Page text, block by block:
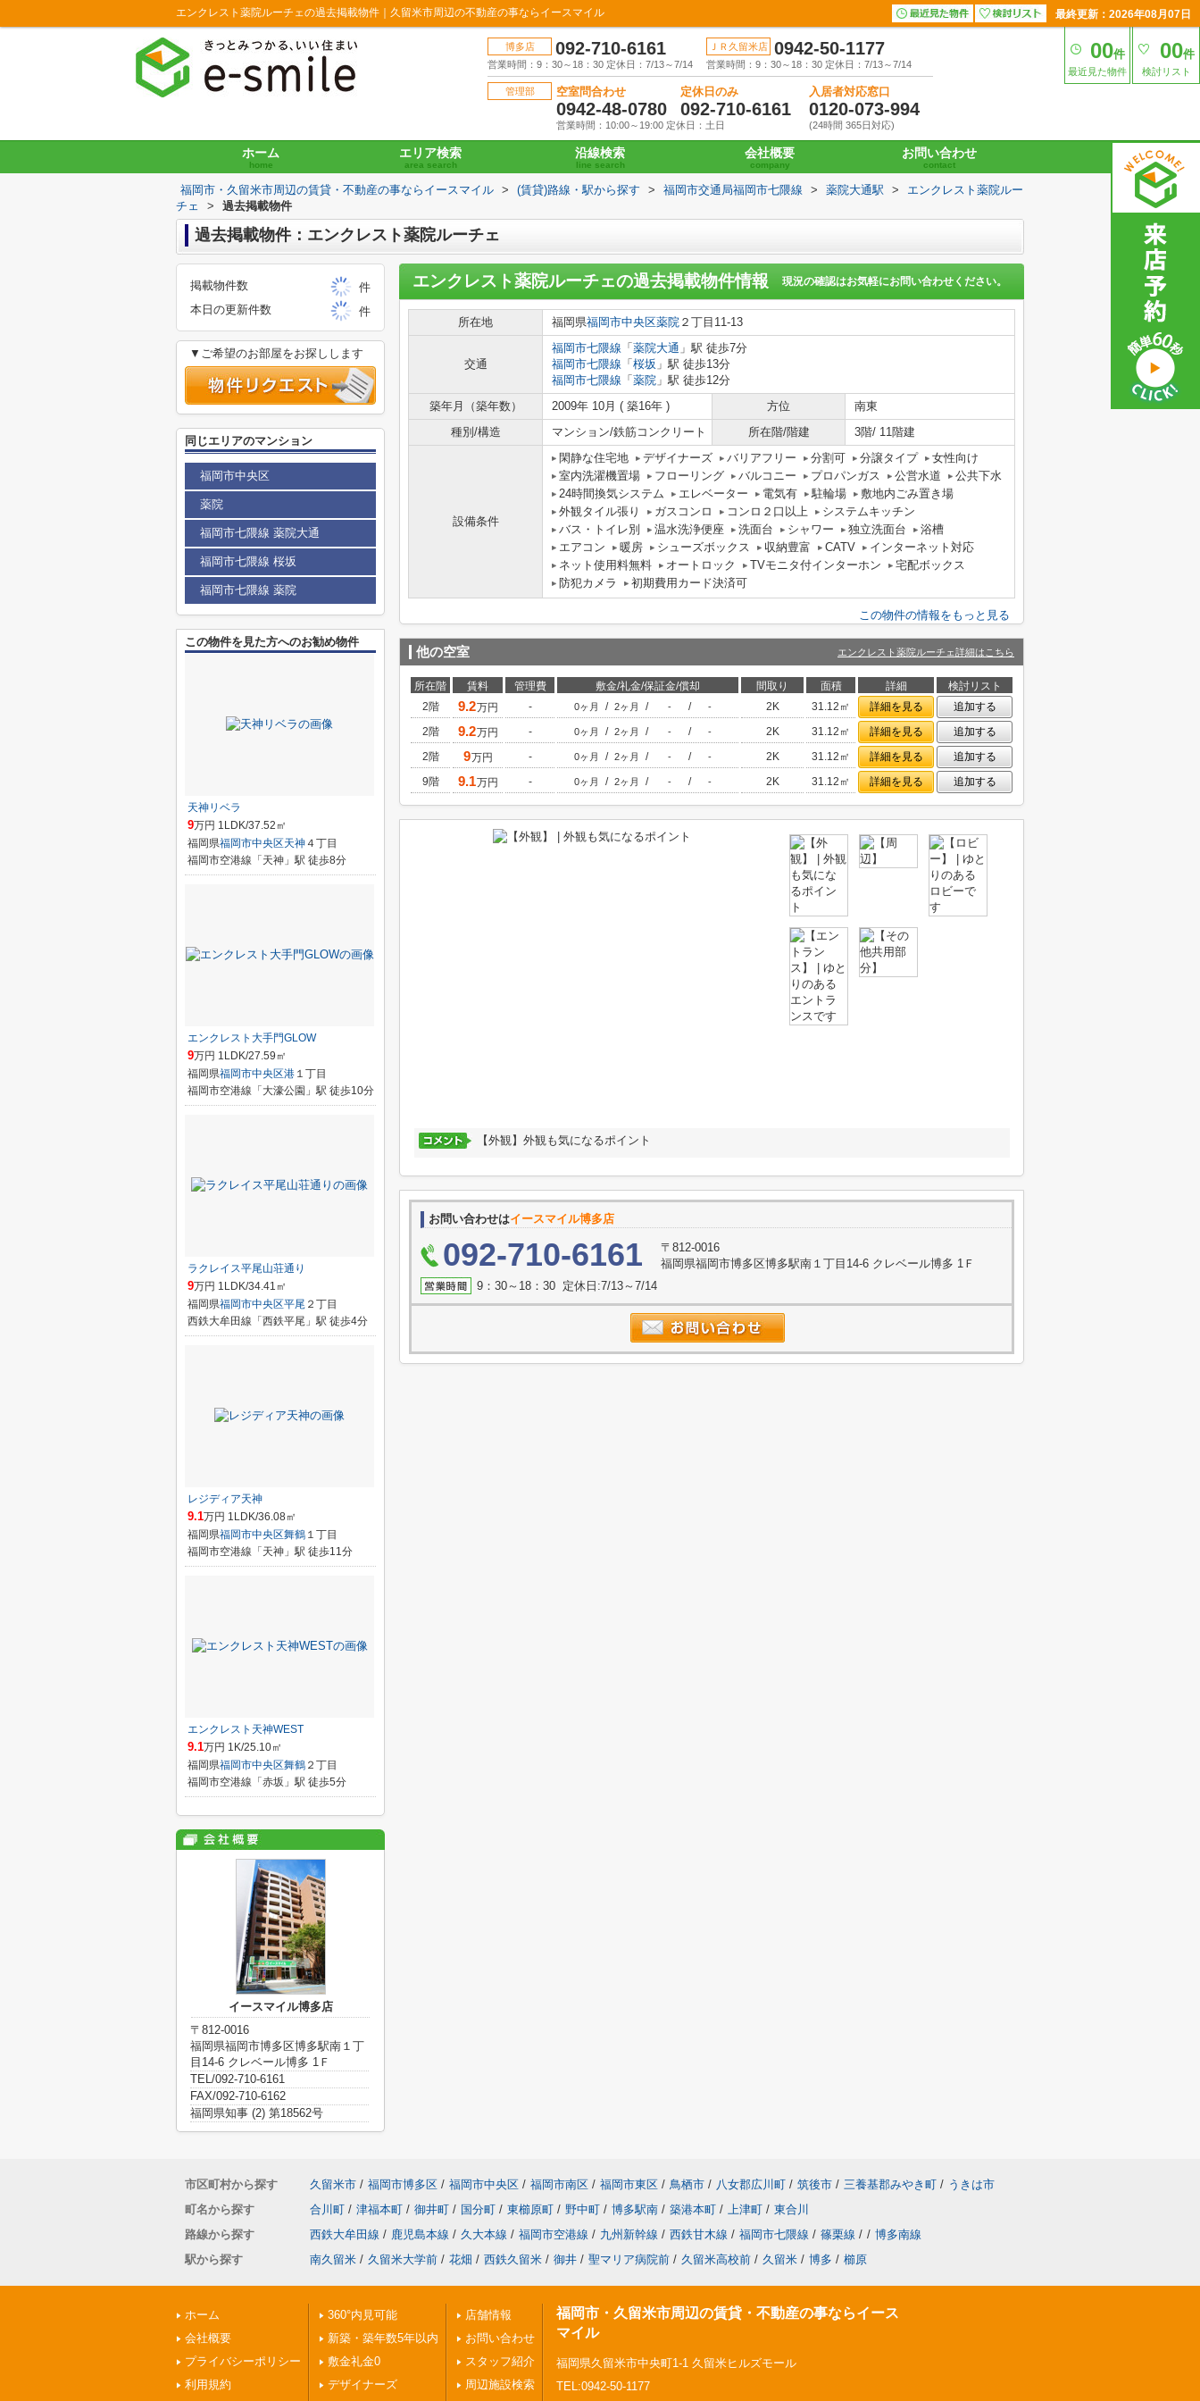
エンクレスト薬院ルーチェの過去掲載物件｜久留米市周辺の不動産の事ならイースマイル 最終更新：2026年08月07日
博多店 092-710-6161
営業時間：9：30～18：30 定休日：7/13～7/14
ＪＲ久留米店 0942-50-1177
営業時間：9：30～18：30 定休日：7/13～7/14
管理部 空室問合わせ
0942-48-0780
定休日のみ
092-710-6161
営業時間：10:00～19:00 定休日：土日
入居者対応窓口
0120-073-994
(24時間 365日対応)
00件
最近見た物件
00件
検討リスト
ホーム
home
エリア検索
area search
沿線検索
line search
会社概要
company
お問い合わせ
contact
福岡市・久留米市周辺の賃貸・不動産の事ならイースマイル > (賃貸)路線・駅から探す > 福岡市交通局福岡市七隈線 > 薬院大通駅 >
エンクレスト薬院ルー
チェ
> 過去掲載物件
過去掲載物件：エンクレスト薬院ルーチェ
エンクレスト薬院ルーチェの過去掲載物件情報 現況の確認はお気軽にお問い合わせください。
所在地 福岡県福岡市中央区薬院 ２丁目11-13
交通
福岡市七隈線 「 薬院大通 」駅 徒歩7分
福岡市七隈線 「 桜坂 」駅 徒歩13分
福岡市七隈線 「 薬院 」駅 徒歩12分
築年月（築年数）
2009年 10月 ( 築16年 ) 方位
南東
種別/構造
マンション/鉄筋コンクリート 所在階/階建 3階/ 11階建
設備条件
閑静な住宅地 デザイナーズ バリアフリー 分割可 分譲タイプ
女性向け
室内洗濯機置場
フローリング バルコニー プロパンガス 公営水道
公共下水
24時間換気システム
エレベーター 電気有 駐輪場
敷地内ごみ置き場
外観タイル張り
ガスコンロ コンロ２口以上
システムキッチン
バス・トイレ別
温水洗浄便座 洗面台 シャワー 独立洗面台
浴槽
エアコン
暖房 シューズボックス 収納豊富 CATV
インターネット対応
ネット使用料無料
オートロック TVモニタ付インターホン
宅配ボックス
防犯カメラ
初期費用カード決済可
この物件の情報をもっと見る
他の空室 エンクレスト薬院ルーチェ詳細はこちら
所在階 賃料 管理費 敷金/礼金/保証金/償却 間取り 面積 詳細
検討リスト
2階
9.2万円 - 0ヶ月 / 2ヶ月 / - / - 2K 31.12㎡ 詳細を見る
追加する
2階
9.2万円 - 0ヶ月 / 2ヶ月 / - / - 2K 31.12㎡ 詳細を見る
追加する
2階
9万円 - 0ヶ月 / 2ヶ月 / - / - 2K 31.12㎡ 詳細を見る
追加する
9階
9.1万円 - 0ヶ月 / 2ヶ月 / - / - 2K 31.12㎡ 詳細を見る 追加する
【外観】外観も気になるポイント
お問い合わせはイースマイル博多店
092-710-6161
〒812-0016
福岡県福岡市博多区博多駅南１丁目14-6 クレベール博多 1Ｆ
9：30～18：30 定休日:7/13～7/14
掲載物件数
件
本日の更新件数
件
▼ご希望のお部屋をお探しします
同じエリアのマンション
福岡市中央区
薬院
福岡市七隈線 薬院大通
福岡市七隈線 桜坂
福岡市七隈線 薬院
この物件を見た方へのお勧め物件
天神リベラ
9万円 1LDK/37.52㎡
福岡県福岡市中央区天神４丁目
福岡市空港線「天神」駅 徒歩8分
エンクレスト大手門GLOW
9万円 1LDK/27.59㎡
福岡県福岡市中央区港 １丁目
福岡市空港線「大濠公園」駅 徒歩10分
ラクレイス平尾山荘通り
9万円 1LDK/34.41㎡
福岡県福岡市中央区平尾 ２丁目
西鉄大牟田線「西鉄平尾」駅 徒歩4分
レジディア天神
9.1万円 1LDK/36.08㎡
福岡県福岡市中央区舞鶴 １丁目
福岡市空港線「天神」駅 徒歩11分
エンクレスト天神WEST
9.1万円 1K/25.10㎡
福岡県福岡市中央区舞鶴 ２丁目
福岡市空港線「赤坂」駅 徒歩5分
イースマイル博多店
〒812-0016
福岡県福岡市博多区博多駅南１丁
目14-6 クレベール博多 1Ｆ
TEL/092-710-6161
FAX/092-710-6162
福岡県知事 (2) 第18562号
市区町村から探す 久留米市 / 福岡市博多区 / 福岡市中央区 / 福岡市南区 / 福岡市東区 / 鳥栖市 / 八女郡広川町 / 筑後市 / 三養基郡みやき町 / うきは市
町名から探す
合川町 / 津福本町 / 御井町 / 国分町 / 東櫛原町 / 野中町 / 博多駅南 / 築港本町 / 上津町 / 東合川
路線から探す
西鉄大牟田線 / 鹿児島本線 / 久大本線 / 福岡市空港線 / 九州新幹線 / 西鉄甘木線 / 福岡市七隈線 / 篠栗線 / / 博多南線
駅から探す
南久留米 / 久留米大学前 / 花畑 / 西鉄久留米 / 御井 / 聖マリア病院前 / 久留米高校前 / 久留米 / 博多 / 櫛原
ホーム
会社概要
プライバシーポリシー
利用規約
360°内見可能
新築・築年数5年以内
敷金礼金0
デザイナーズ
店舗情報
お問い合わせ
スタッフ紹介
周辺施設検索
福岡市・久留米市周辺の賃貸・不動産の事ならイース
マイル
福岡県久留米市中央町1-1 久留米ヒルズモール
TEL:0942-50-1177